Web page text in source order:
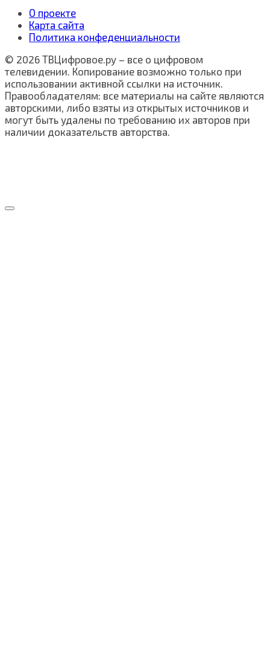
О проекте
Карта сайта
Политика конфеденциальности
© 2026 ТВЦифровое.ру – все о цифровом
телевидении. Копирование возможно только при
использовании активной ссылки на источник.
Правообладателям: все материалы на сайте являются
авторскими, либо взяты из открытых источников и
могут быть удалены по требованию их авторов при
наличии доказательств авторства.